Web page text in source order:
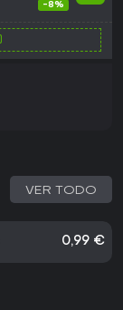
-8%
VER TODO
0,99 €